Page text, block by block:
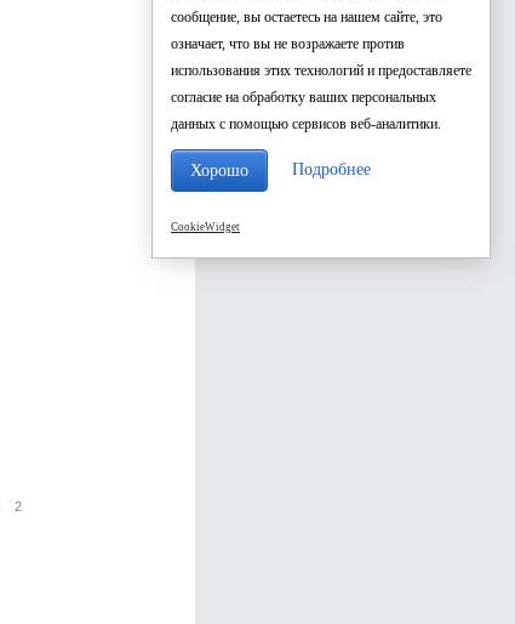
2
сообщение, вы остаетесь на нашем сайте, это
означает, что вы не возражаете против
использования этих технологий и предоставляете
согласие на обработку ваших персональных
данных с помощью сервисов веб-аналитики.
Хорошо Подробнее
CookieWidget